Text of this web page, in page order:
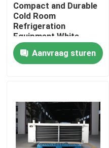
Neem contact met ons
Nieuws
Vraag een offerte
koelkamer verdamper
Compact and Durable
Cold Room
Refrigeration
Equipment White
Option Max Water Out
Temp 60 Degree
Aanvraag sturen